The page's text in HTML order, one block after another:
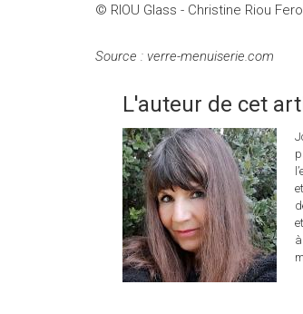
© RIOU Glass - Christine Riou
Source : verre-menuiserie.com
L'auteur de cet